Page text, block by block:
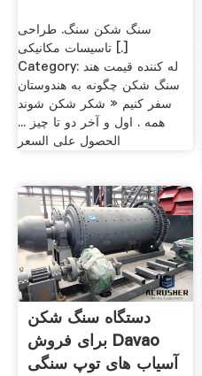
سنگ شکن سنگ. طراحی
تاسیسات مکانیکی [.]
Category: له کننده قیمت هند
سنگ شکن چگونه به هندوستان
سفر کنیم « شکر شکن شوند
همه . اول و آخر دو تا چیز ...
الحصول على السعر
دستگاه سنگ شکن
برای فروش Davao
آسیاب های توپ سنگی